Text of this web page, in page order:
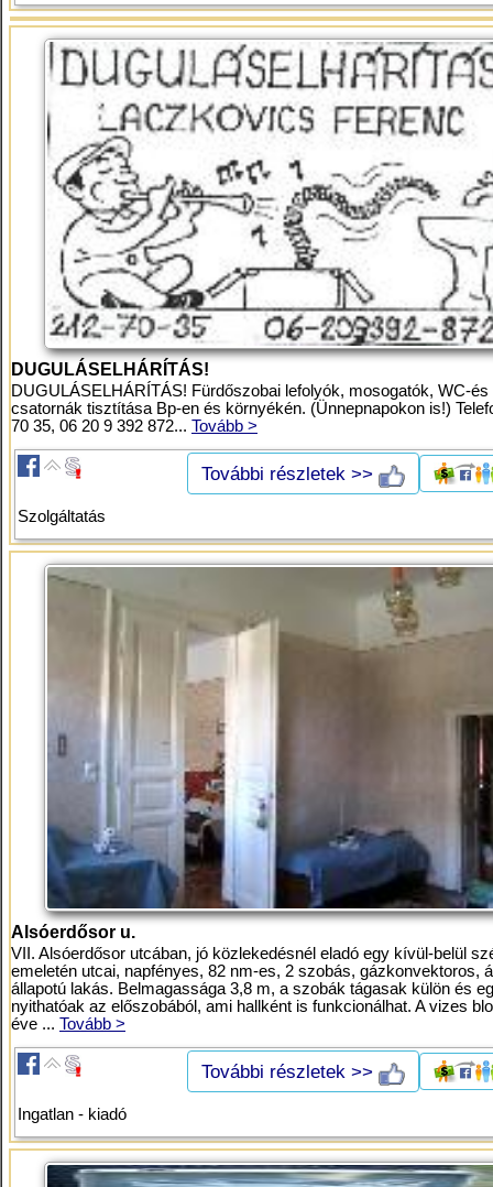
DUGULÁSELHÁRÍTÁS!
DUGULÁSELHÁRÍTÁS! Fürdőszobai lefolyók, mosogatók, WC-és
csatornák tisztítása Bp-en és környékén. (Ünnepnapokon is!)
70 35, 06 20 9 392 872... Tovább >
További részletek >>
Szolgáltatás
Alsóerdősor u.
VII. Alsóerdősor utcában, jó közlekedésnél eladó egy kívül-belül
emeletén utcai, napfényes, 82 nm-es, 2 szobás, gázkonvektoros,
állapotú lakás. Belmagassága 3,8 m, a szobák tágasak külön és
nyithatóak az előszobából, ami hallként is funkcionálhat. A vizes
éve ... Tovább >
További részletek >>
Ingatlan - kiadó